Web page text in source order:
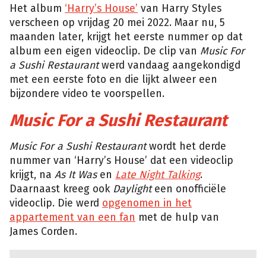
Het album ‘Harry’s House’ van Harry Styles
verscheen op vrijdag 20 mei 2022. Maar nu, 5
maanden later, krijgt het eerste nummer op dat
album een eigen videoclip. De clip van Music For
a Sushi Restaurantwerd vandaag aangekondigd
met een eerste foto en die lijkt alweer een
bijzondere video te voorspellen.
Music For a Sushi Restaurant
Music For a Sushi Restaurantwordt het derde
nummer van ‘Harry’s House’ dat een videoclip
krijgt, na As It Wasen Late Night Talking.
Daarnaast kreeg ook Daylighteen onofficiële
videoclip. Die werd opgenomen in het
appartement van een fan met de hulp van
James Corden.